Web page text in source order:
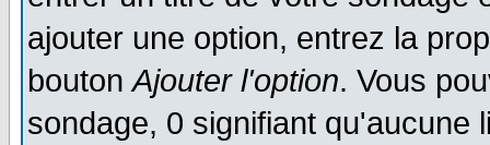
ajouter une option, entrez la
boutonAjouter l'option. Vous
sondage, 0 signifiant qu'aucune